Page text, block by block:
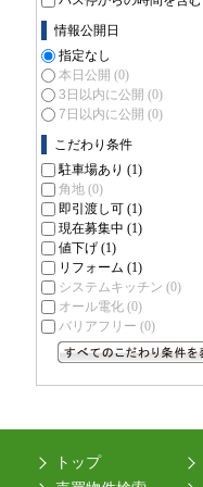
情報公開日
指定なし
本日公開 (0)
3日以内に公開 (0)
7日以内に公開 (0)
こだわり条件
駐車場あり (1)
角地 (0)
即引渡し可 (1)
現在募集中 (1)
値下げ (1)
リフォーム (1)
システムキッチン (0)
オール電化 (0)
バリアフリー (0)
トップ